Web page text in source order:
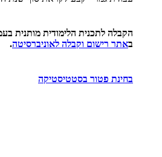
הקבלה לתכנית הלימודית מותנית
באתר רישום וקבלה לאוניברסיטה.
בחינת פטור בסטטיסטיקה